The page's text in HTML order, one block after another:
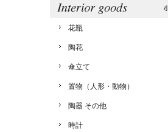
花瓶
陶花
傘立て
置物（人形・動物）
陶器 その他
時計